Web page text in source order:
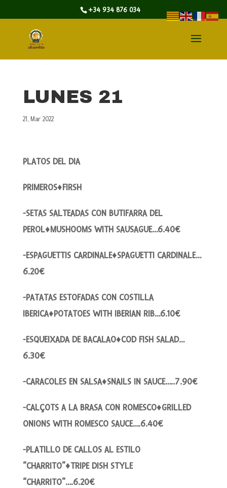
+34 934 876 034
LUNES 21
21, Mar 2022
PLATOS DEL DIA
PRIMEROS♦FIRSH
-SETAS SALTEADAS CON BUTIFARRA DEL
PEROL♦MUSHOOMS WITH SAUSAGUE…6.40€
-ESPAGUETTIS CARDINALE♦SPAGUETTI CARDINALE…
6.20€
-PATATAS ESTOFADAS CON COSTILLA
IBERICA♦POTATOES WITH IBERIAN RIB…6.10€
-ESQUEIXADA DE BACALAO♦COD FISH SALAD…
6.30€
-CARACOLES EN SALSA♦SNAILS IN SAUCE…..7.90€
-CALÇOTS A LA BRASA CON ROMESCO♦GRILLED
ONIONS WITH ROMESCO SAUCE….6.40€
-PLATILLO DE CALLOS AL ESTILO
“CHARRITO”♦TRIPE DISH STYLE
“CHARRITO”….6.20€